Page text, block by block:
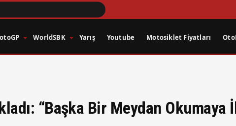
WorldSBK Yarış Youtube Motosiklet Fiyatları
“Başka Bir Meydan Okumaya